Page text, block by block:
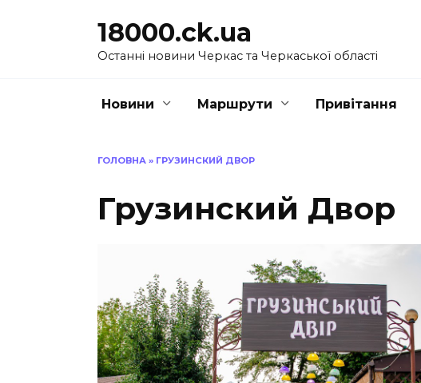
18000.ck.ua
Останні новини Черкас та Черкаської області
Новини Маршрути Привітання
ГОЛОВНА » ГРУЗИНСКИЙ ДВОР
Грузинский Двор